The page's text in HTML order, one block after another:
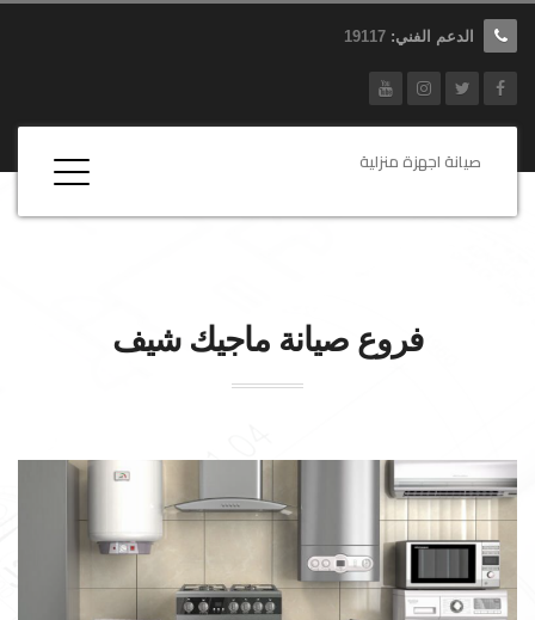
الدعم الفني: 19117
صيانة اجهزة منزلية
فروع صيانة ماجيك شيف